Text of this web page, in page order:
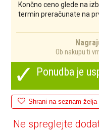
Končno ceno glede na
termin preračunate na
Ob nakupu ti
✓ Ponudba je
Shrani na seznam želja
Ne spreglejte